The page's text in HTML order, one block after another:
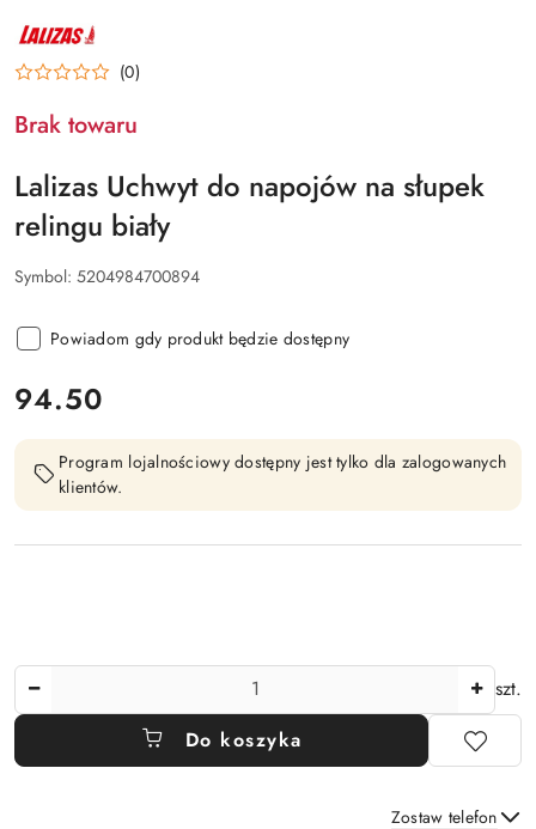
NAZWA
PRODUCENTA:
LALIZAS (0)
Brak towaru
Lalizas Uchwyt do napojów na słupek
relingu biały
Symbol: 5204984700894
Powiadom gdy produkt będzie dostępny
cena:
94.50
Program lojalnościowy dostępny jest tylko dla zalogowanych
klientów.
szt.
Do koszyka
Zostaw telefon